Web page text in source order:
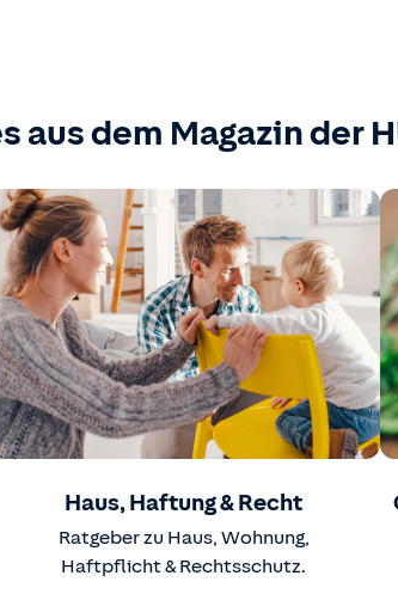
dem Magazin der
Haus, Haftung & Recht
Ratgeber zu Haus, Wohnung,
Haftpflicht & Rechtsschutz.